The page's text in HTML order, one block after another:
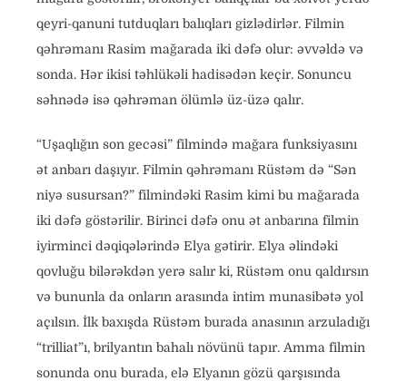
qeyri-qanuni tutduqları balıqları gizlədirlər. Filmin
qəhrəmanı Rasim mağarada iki dəfə olur: əvvəldə və
sonda. Hər ikisi təhlükəli hadisədən keçir. Sonuncu
səhnədə isə qəhrəman ölümlə üz-üzə qalır.
“Uşaqlığın son gecəsi” filmində mağara funksiyasını
ət anbarı daşıyır. Filmin qəhrəmanı Rüstəm də “Sən
niyə susursan?” filmindəki Rasim kimi bu mağarada
iki dəfə göstərilir. Birinci dəfə onu ət anbarına filmin
iyirminci dəqiqələrində Elya gətirir. Elya əlindəki
qovluğu bilərəkdən yerə salır ki, Rüstəm onu qaldırsın
və bununla da onların arasında intim munasibətə yol
açılsın. İlk baxışda Rüstəm burada anasının arzuladığı
“trilliat”ı, brilyantın bahalı növünü tapır. Amma filmin
sonunda onu burada, elə Elyanın gözü qarşısında